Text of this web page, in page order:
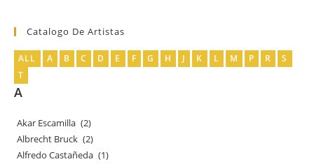
Catalogo De Artistas
ALL A B C D E F G H J K L M P R
S
T
A
Akar Escamilla (2)
Albrecht Bruck (2)
Alfredo Castañeda (1)